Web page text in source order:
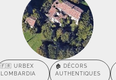
🇫🇷 URBEX
LOMBARDIA
🏚️ DÉCORS
AUTHENTIQUES